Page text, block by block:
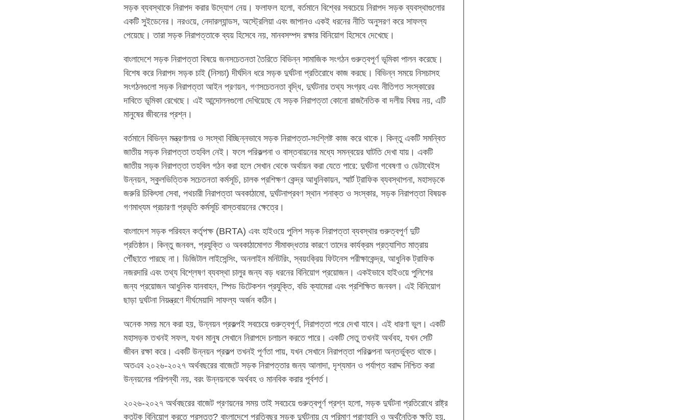
সড়ক ব্যবস্থাকে নিরাপদ করার উদ্যোগ নেয়। ফলাফল হলো, বর্তমানে বিশ্বের সবচেয়ে নিরাপদ সড়ক ব্যবস্থাগুলোর
একটি সুইডেনের। নরওয়ে, নেদারল্যান্ডস, অস্ট্রেলিয়া এবং জাপানও একই ধরনের নীতি অনুসরণ করে সাফল্য
পেয়েছে। তারা সড়ক নিরাপত্তাকে ব্যয় হিসেবে নয়, মানবসম্পদ রক্ষার বিনিয়োগ হিসেবে দেখেছে।
বাংলাদেশে সড়ক নিরাপত্তা বিষয়ে জনসচেতনতা তৈরিতে বিভিন্ন সামাজিক সংগঠন গুরুত্বপূর্ণ ভূমিকা পালন করেছে।
বিশেষ করে নিরাপদ সড়ক চাই (নিসচা) দীর্ঘদিন ধরে সড়ক দুর্ঘটনা প্রতিরোধে কাজ করছে। বিভিন্ন সময়ে নিসচাসহ
সংগঠনগুলো সড়ক নিরাপত্তা আইন প্রণয়ন, গণসচেতনতা বৃদ্ধি, দুর্ঘটনার তথ্য সংগ্রহ এবং নীতিগত সংস্কারের
দাবিতে ভূমিকা রেখেছে। এই আন্দোলনগুলো দেখিয়েছে যে সড়ক নিরাপত্তা কোনো রাজনৈতিক বা দলীয় বিষয় নয়, এটি
মানুষের জীবনের প্রশ্ন।
বর্তমানে বিভিন্ন মন্ত্রণালয় ও সংস্থা বিচ্ছিন্নভাবে সড়ক নিরাপত্তা-সংশ্লিষ্ট কাজ করে থাকে। কিন্তু একটি সমন্বিত
জাতীয় সড়ক নিরাপত্তা তহবিল নেই। ফলে পরিকল্পনা ও বাস্তবায়নের মধ্যে সমন্বয়ের ঘাটতি দেখা যায়। একটি
জাতীয় সড়ক নিরাপত্তা তহবিল গঠন করা হলে সেখান থেকে অর্থায়ন করা যেতে পারে: দুর্ঘটনা গবেষণা ও ডেটাবেইস
উন্নয়ন, স্কুলভিত্তিক সচেতনতা কর্মসূচি, চালক প্রশিক্ষণ কেন্দ্র আধুনিকায়ন, স্মার্ট ট্রাফিক ব্যবস্থাপনা, মহাসড়কে
জরুরি চিকিৎসা সেবা, পথচারী নিরাপত্তা অবকাঠামো, দুর্ঘটনাপ্রবণ স্থান শনাক্ত ও সংস্কার, সড়ক নিরাপত্তা বিষয়ক
গণমাধ্যম প্রচারণা প্রভৃতি কর্মসূচি বাস্তবায়নের ক্ষেত্রে।
বাংলাদেশ সড়ক পরিবহন কর্তৃপক্ষ (BRTA) এবং হাইওয়ে পুলিশ সড়ক নিরাপত্তা ব্যবস্থার গুরুত্বপূর্ণ দুটি
প্রতিষ্ঠান। কিন্তু জনবল, প্রযুক্তি ও অবকাঠামোগত সীমাবদ্ধতার কারণে তাদের কার্যক্রম প্রত্যাশিত মাত্রায়
পৌঁছাতে পারছে না। ডিজিটাল লাইসেন্সিং, অনলাইন মনিটরিং, স্বয়ংক্রিয় ফিটনেস পরীক্ষাকেন্দ্র, আধুনিক ট্রাফিক
নজরদারি এবং তথ্য বিশ্লেষণ ব্যবস্থা চালুর জন্য বড় ধরনের বিনিয়োগ প্রয়োজন। একইভাবে হাইওয়ে পুলিশের
জন্য প্রয়োজন আধুনিক যানবাহন, স্পিড ডিটেকশন প্রযুক্তি, বডি ক্যামেরা এবং প্রশিক্ষিত জনবল। এই বিনিয়োগ
ছাড়া দুর্ঘটনা নিয়ন্ত্রণে দীর্ঘমেয়াদি সাফল্য অর্জন কঠিন।
অনেক সময় মনে করা হয়, উন্নয়ন প্রকল্পই সবচেয়ে গুরুত্বপূর্ণ, নিরাপত্তা পরে দেখা যাবে। এই ধারণা ভুল। একটি
মহাসড়ক তখনই সফল, যখন মানুষ সেখানে নিরাপদে চলাচল করতে পারে। একটি সেতু তখনই অর্থবহ, যখন সেটি
জীবন রক্ষা করে। একটি উন্নয়ন প্রকল্প তখনই পূর্ণতা পায়, যখন সেখানে নিরাপত্তা পরিকল্পনা অন্তর্ভুক্ত থাকে।
অতএব ২০২৬-২০২৭ অর্থবছরের বাজেটে সড়ক নিরাপত্তার জন্য আলাদা, দৃশ্যমান ও পর্যাপ্ত বরাদ্দ নিশ্চিত করা
উন্নয়নের পরিপন্থী নয়, বরং উন্নয়নকে অর্থবহ ও মানবিক করার পূর্বশর্ত।
২০২৬-২০২৭ অর্থবছরের বাজেট প্রণয়নের সময় তাই সবচেয়ে গুরুত্বপূর্ণ প্রশ্ন হলো, সড়ক দুর্ঘটনা প্রতিরোধে রাষ্ট্র
কতটুকু বিনিয়োগ করতে প্রস্তুত? বাংলাদেশে প্রতিবছর সড়ক দুর্ঘটনায় যে পরিমাণ প্রাণহানি ও অর্থনৈতিক ক্ষতি হয়,